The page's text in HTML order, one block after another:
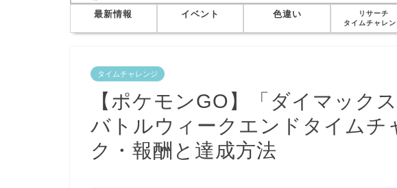
最新情報 イベント 色違い
リサーチ
タイムチャレン
タイムチャレンジ
【ポケモンGO】「ダイマック
バトルウィークエンドタイムチ
ク・報酬と達成方法